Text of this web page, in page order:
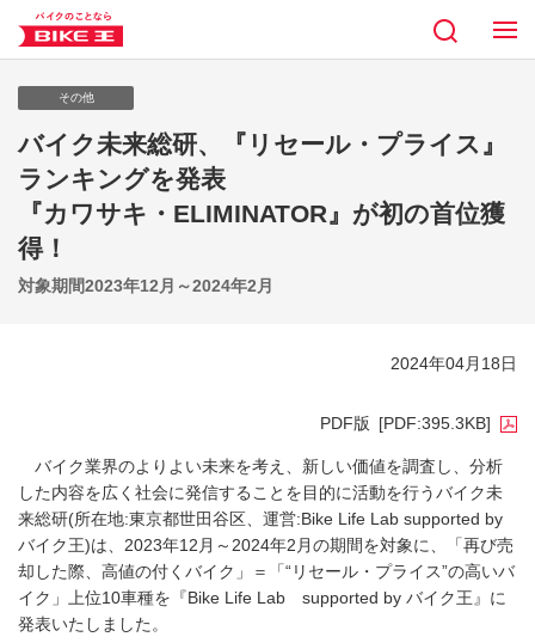
その他
バイク未来総研、『リセール・プライス』
ランキングを発表
『カワサキ・ELIMINATOR』が初の首位獲
得！
対象期間2023年12月～2024年2月
2024年04月18日
PDF版 [PDF:395.3KB]
バイク業界のよりよい未来を考え、新しい価値を調査し、分析
した内容を広く社会に発信することを目的に活動を行うバイク未
来総研(所在地:東京都世田谷区、運営:Bike Life Lab supported by
バイク王)は、2023年12月～2024年2月の期間を対象に、「再び売
却した際、高値の付くバイク」＝「“リセール・プライス”の高いバ
イク」上位10車種を『Bike Life Lab supported by バイク王』に
発表いたしました。